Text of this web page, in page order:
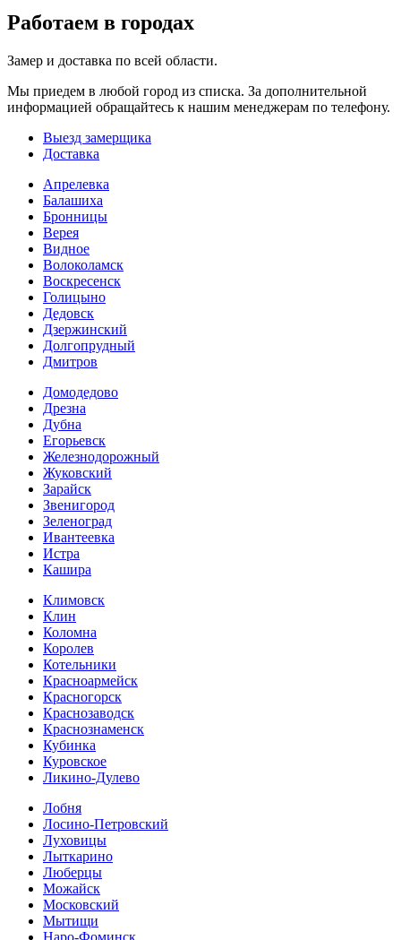
Работаем в городах
Замер и доставка по всей области.
Мы приедем в любой город из списка. За дополнительной
информацией обращайтесь к нашим менеджерам по телефону.
Выезд замерщика
Доставка
Апрелевка
Балашиха
Бронницы
Верея
Видное
Волоколамск
Воскресенск
Голицыно
Дедовск
Дзержинский
Долгопрудный
Дмитров
Домодедово
Дрезна
Дубна
Егорьевск
Железнодорожный
Жуковский
Зарайск
Звенигород
Зеленоград
Ивантеевка
Истра
Кашира
Климовск
Клин
Коломна
Королев
Котельники
Красноармейск
Красногорск
Краснозаводск
Краснознаменск
Кубинка
Куровское
Ликино-Дулево
Лобня
Лосино-Петровский
Луховицы
Лыткарино
Люберцы
Можайск
Московский
Мытищи
Наро-Фоминск